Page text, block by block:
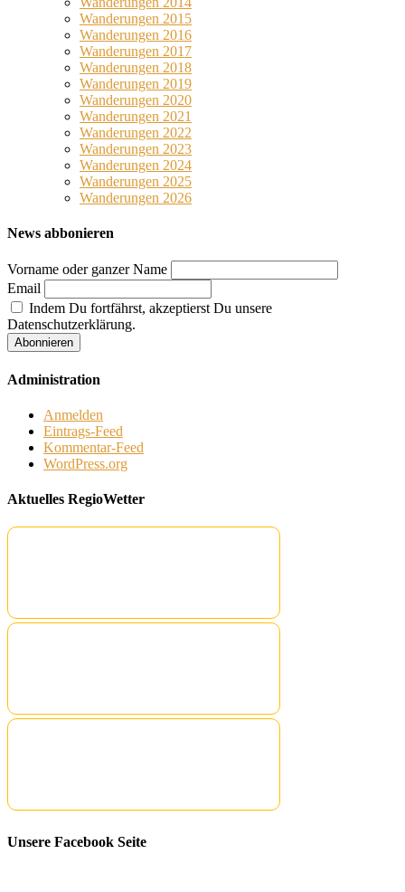
Wanderungen 2015
Wanderungen 2016
Wanderungen 2017
Wanderungen 2018
Wanderungen 2019
Wanderungen 2020
Wanderungen 2021
Wanderungen 2022
Wanderungen 2023
Wanderungen 2024
Wanderungen 2025
Wanderungen 2026
News abbonieren
Vorname oder ganzer Name
Email
Indem Du fortfährst, akzeptierst Du unsere
Datenschutzerklärung.
Administration
Anmelden
Eintrags-Feed
Kommentar-Feed
WordPress.org
Aktuelles RegioWetter
Unsere Facebook Seite